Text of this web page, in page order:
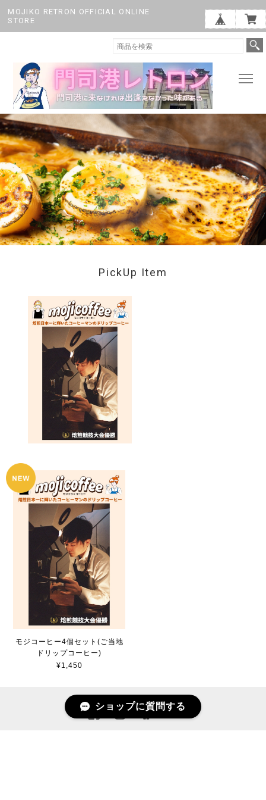
MOJIKO RETRON OFFICIAL ONLINE
STORE
PickUp Item
モジコーヒー4個セット(ご当地
ドリップコーヒー)
¥1,450
ショップに質問する